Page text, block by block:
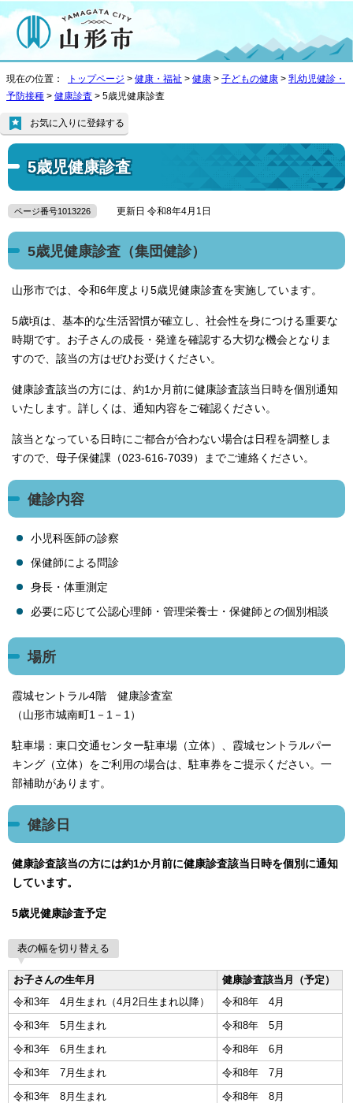
現在の位置： トップページ > 健康・福祉 > 健康 > 子どもの健康 > 乳幼児健診・
予防接種 > 健康診査 > 5歳児健康診査
5歳児健康診査
お気に入りに登録する
ページ番号1013226 更新日 令和8年4月1日
5歳児健康診査（集団健診）
山形市では、令和6年度より5歳児健康診査を実施しています。
5歳頃は、基本的な生活習慣が確立し、社会性を身につける重要な
時期です。お子さんの成長・発達を確認する大切な機会となりま
すので、該当の方はぜひお受けください。
健康診査該当の方には、約1か月前に健康診査該当日時を個別通知
いたします。詳しくは、通知内容をご確認ください。
該当となっている日時にご都合が合わない場合は日程を調整しま
すので、母子保健課（023-616-7039）までご連絡ください。
健診内容
小児科医師の診察
保健師による問診
身長・体重測定
必要に応じて公認心理師・管理栄養士・保健師との個別相談
場所
霞城セントラル4階 健康診査室
（山形市城南町1－1－1）
駐車場：東口交通センター駐車場（立体）、霞城セントラルパー
キング（立体）をご利用の場合は、駐車券をご提示ください。一
部補助があります。
健診日
健康診査該当の方には約1か月前に健康診査該当日時を個別に通知
しています。
5歳児健康診査予定
表の幅を切り替える
お子さんの生年月
健康診査該当月（予定）
令和3年 4月生まれ（4月2日生まれ以降）
令和8年 4月
令和3年 5月生まれ
令和8年 5月
令和3年 6月生まれ
令和8年 6月
令和3年 7月生まれ
令和8年 7月
令和3年 8月生まれ
令和8年 8月